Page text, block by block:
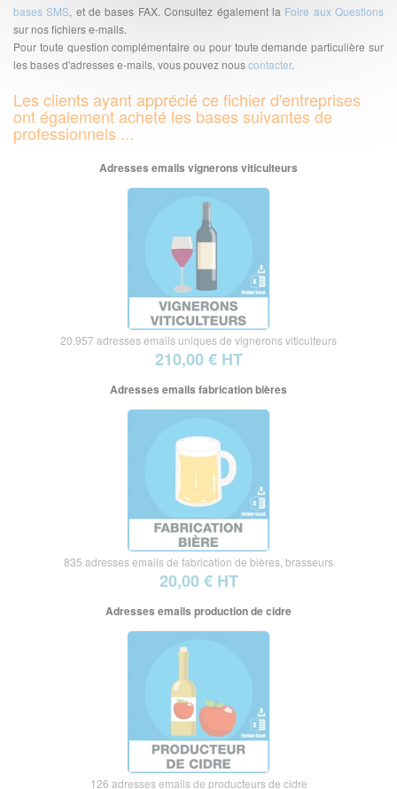
bases SMS, et de bases FAX. Consultez également la Foire aux Questions
sur nos fichiers e-mails.
Pour toute question complémentaire ou pour toute demande particulière sur
les bases d'adresses e-mails, vous pouvez nouscontacter.
Les clients ayant apprécié ce fichier d'entreprises
ont également acheté les bases suivantes de
professionnels ...
Adresses emails vignerons viticulteurs
20.957 adresses emails uniques de vignerons viticulteurs
210,00 € HT
Adresses emails fabrication bières
835 adresses emails de fabrication de bières, brasseurs
20,00 € HT
Adresses emails production de cidre
126 adresses emails de producteurs de cidre